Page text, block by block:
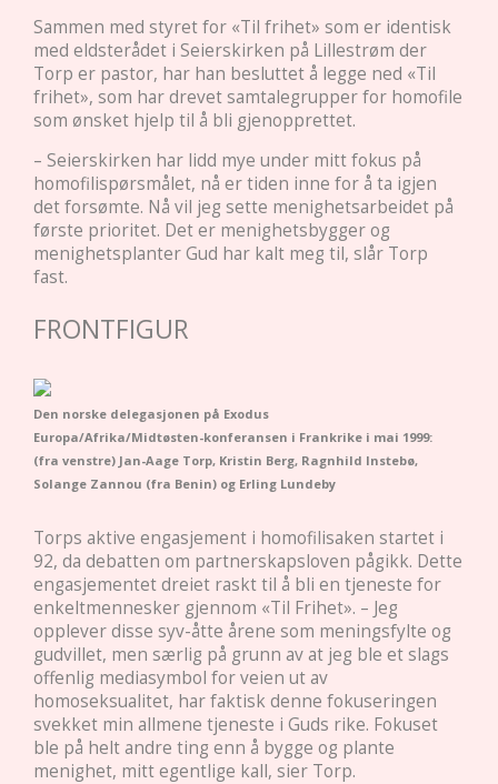
Sammen med styret for «Til frihet» som er identisk
med eldsterådet i Seierskirken på Lillestrøm der
Torp er pastor, har han besluttet å legge ned «Til
frihet», som har drevet samtalegrupper for homofile
som ønsket hjelp til å bli gjenopprettet.
– Seierskirken har lidd mye under mitt fokus på
homofilispørsmålet, nå er tiden inne for å ta igjen
det forsømte. Nå vil jeg sette menighetsarbeidet på
første prioritet. Det er menighetsbygger og
menighetsplanter Gud har kalt meg til, slår Torp
fast.
FRONTFIGUR
Den norske delegasjonen på Exodus
Europa/Afrika/Midtøsten-konferansen i Frankrike i mai 1999:
(fra venstre) Jan-Aage Torp, Kristin Berg, Ragnhild Instebø,
Solange Zannou (fra Benin) og Erling Lundeby
Torps aktive engasjement i homofilisaken startet i
92, da debatten om partnerskapsloven pågikk. Dette
engasjementet dreiet raskt til å bli en tjeneste for
enkeltmennesker gjennom «Til Frihet». – Jeg
opplever disse syv-åtte årene som meningsfylte og
gudvillet, men særlig på grunn av at jeg ble et slags
offenlig mediasymbol for veien ut av
homoseksualitet, har faktisk denne fokuseringen
svekket min allmene tjeneste i Guds rike. Fokuset
ble på helt andre ting enn å bygge og plante
menighet, mitt egentlige kall, sier Torp.